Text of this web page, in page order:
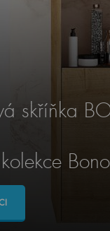
skříňka
Bono